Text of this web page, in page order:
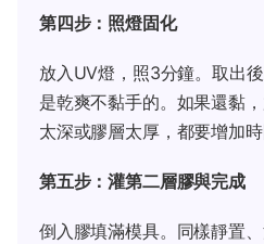
第四步：照燈固化
放入UV燈，照3分鐘。取出
是乾爽不黏手的。如果還黏
太深或膠層太厚，都要增加時
第五步：灌第二層膠與完成
倒入膠填滿模具。同樣靜置